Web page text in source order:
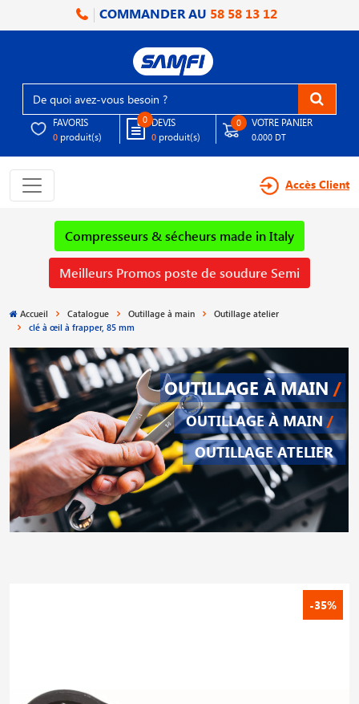
COMMANDER AU 58 58 13 12
FAVORIS
0 produit(s)
0 DEVIS
0 produit(s)
0 VOTRE PANIER
0.000 DT
Accès Client
Compresseurs & sécheurs made in Italy
Meilleurs Promos poste de soudure Semi
Accueil Catalogue Outillage à main
Outillage atelier
clé à œil à frapper, 85 mm
OUTILLAGE À MAIN /
OUTILLAGE À MAIN /
OUTILLAGE ATELIER
-35%